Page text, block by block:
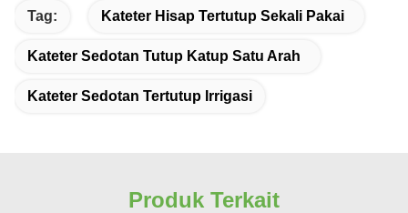
Tag: Kateter Hisap Tertutup Sekali Pakai
Kateter Sedotan Tutup Katup Satu Arah
Kateter Sedotan Tertutup Irrigasi
Produk Terkait